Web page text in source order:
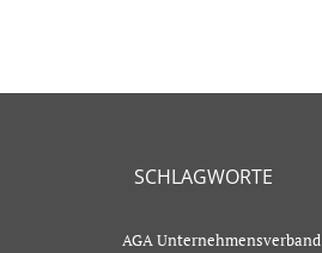
SCHLAGWORTE
AGA Unternehmensverband